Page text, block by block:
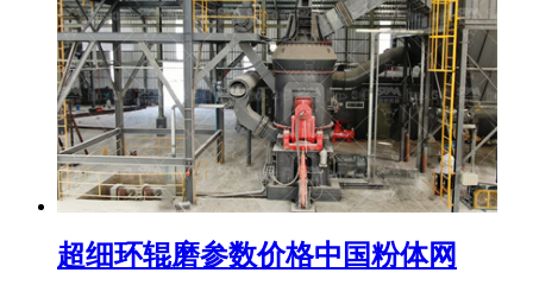
超细环辊磨参数价格中国粉体网